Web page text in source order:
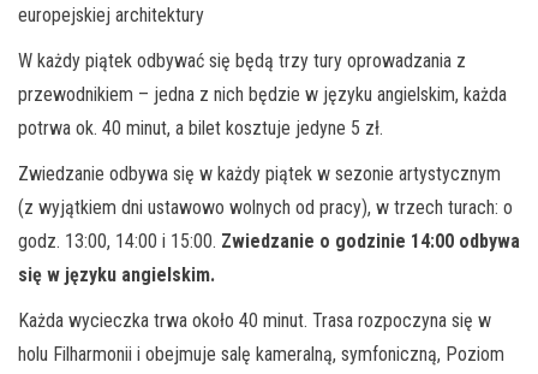
europejskiej architektury
W każdy piątek odbywać się będą trzy tury oprowadzania z
przewodnikiem – jedna z nich będzie w języku angielskim, każda
potrwa ok. 40 minut, a bilet kosztuje jedyne 5 zł.
Zwiedzanie odbywa się w każdy piątek w sezonie artystycznym
(z wyjątkiem dni ustawowo wolnych od pracy), w trzech turach: o
godz. 13:00, 14:00 i 15:00. Zwiedzanie o godzinie 14:00 odbywa
się w języku angielskim.
Każda wycieczka trwa około 40 minut. Trasa rozpoczyna się w
holu Filharmonii i obejmuje salę kameralną, symfoniczną, Poziom